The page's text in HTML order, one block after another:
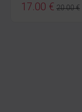
17.00 € 20.00€